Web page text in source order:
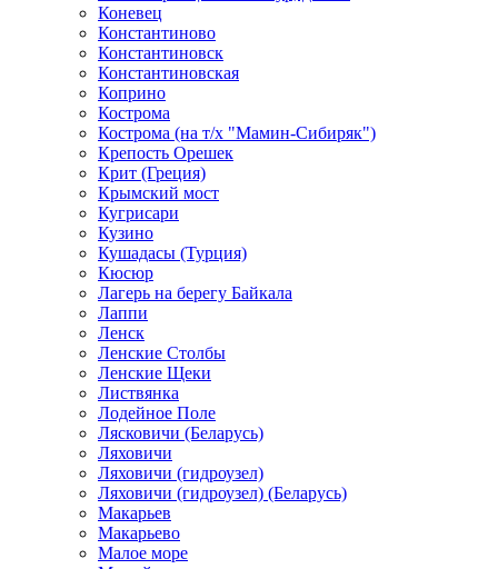
Коневец
Константиново
Константиновск
Константиновская
Коприно
Кострома
Кострома (на т/х "Мамин-Сибиряк")
Крепость Орешек
Крит (Греция)
Крымский мост
Кугрисари
Кузино
Кушадасы (Турция)
Кюсюр
Лагерь на берегу Байкала
Лаппи
Ленск
Ленские Столбы
Ленские Щеки
Листвянка
Лодейное Поле
Лясковичи (Беларусь)
Ляховичи
Ляховичи (гидроузел)
Ляховичи (гидроузел) (Беларусь)
Макарьев
Макарьево
Малое море